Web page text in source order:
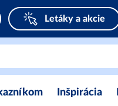
Letáky a akcie
Inšpirácia